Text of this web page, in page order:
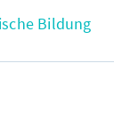
Bildung